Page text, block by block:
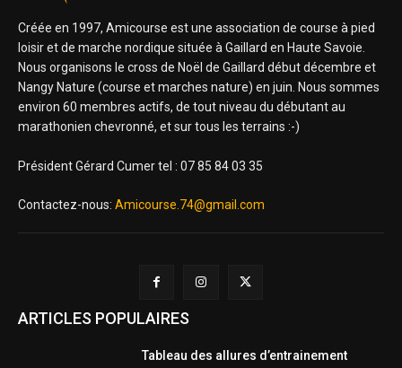
Créée en 1997, Amicourse est une association de course à pied
loisir et de marche nordique située à Gaillard en Haute Savoie.
Nous organisons le cross de Noël de Gaillard début décembre et
Nangy Nature (course et marches nature) en juin. Nous sommes
environ 60 membres actifs, de tout niveau du débutant au
marathonien chevronné, et sur tous les terrains :-)
Président Gérard Cumer tel : 07 85 84 03 35
Contactez-nous: Amicourse.74@gmail.com
ARTICLES POPULAIRES
Tableau des allures d’entrainement